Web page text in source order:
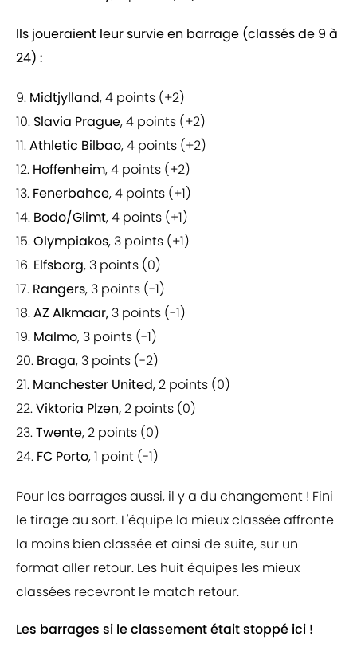
Ils joueraient leur survie en barrage (classés de 9 à
24) :
9. Midtjylland, 4 points (+2)
10. Slavia Prague, 4 points (+2)
11.Athletic Bilbao, 4 points (+2)
12. Hoffenheim, 4 points (+2)
13. Fenerbahce, 4 points (+1)
14. Bodo/Glimt, 4 points (+1)
15.Olympiakos, 3 points (+1)
16. Elfsborg, 3 points (0)
17. Rangers, 3 points (-1)
18.AZ Alkmaar, 3 points (-1)
19. Malmo, 3 points (-1)
20. Braga, 3 points (-2)
21. Manchester United, 2 points (0)
22.Viktoria Plzen,2 points (0)
23.Twente, 2 points (0)
24. FC Porto, 1 point (-1)
Pour les barrages aussi, il y a du changement ! Fini
le tirage au sort. L'équipe la mieux classée affronte
la moins bien classée et ainsi de suite, sur un
format aller retour. Les huit équipes les mieux
classées recevront le match retour.
Les barrages si le classement était stoppé ici !